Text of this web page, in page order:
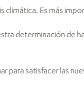
climática. Es más
determinación
satisfacer las